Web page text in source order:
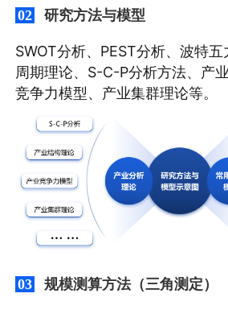
02 研究方法与模型
SWOT分析、PEST分析、波特
周期理论、S-C-P分析方法、产
竞争力模型、产业集群理论等。
03 规模测算方法（三角测定）